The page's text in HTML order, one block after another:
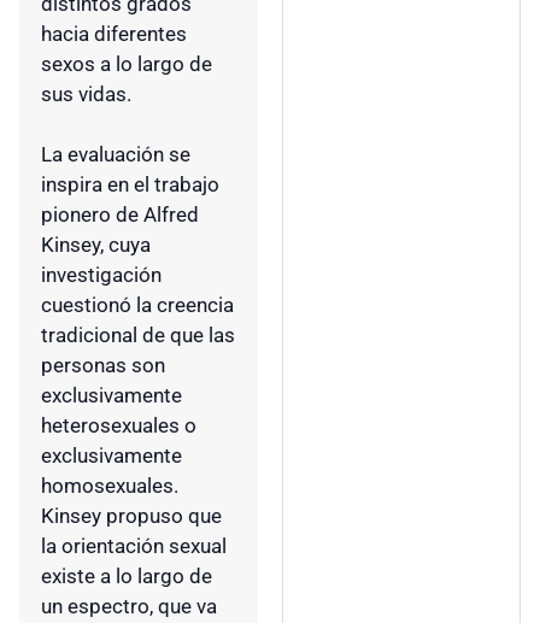
hacia diferentes
sexos a lo largo de
sus vidas.
La evaluación se
inspira en el trabajo
pionero de Alfred
Kinsey, cuya
investigación
cuestionó la creencia
tradicional de que las
personas son
exclusivamente
heterosexuales o
exclusivamente
homosexuales.
Kinsey propuso que
la orientación sexual
existe a lo largo de
un espectro, que va